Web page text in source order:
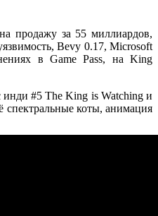
продажу за 55 миллиардов,
Bevy 0.17, Microsoft
в Game Pass, на King
инди #5 The King is Watching и
спектральные коты, анимация